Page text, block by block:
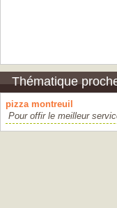
Thématique
pizza montreuil
Pour offir le meilleur